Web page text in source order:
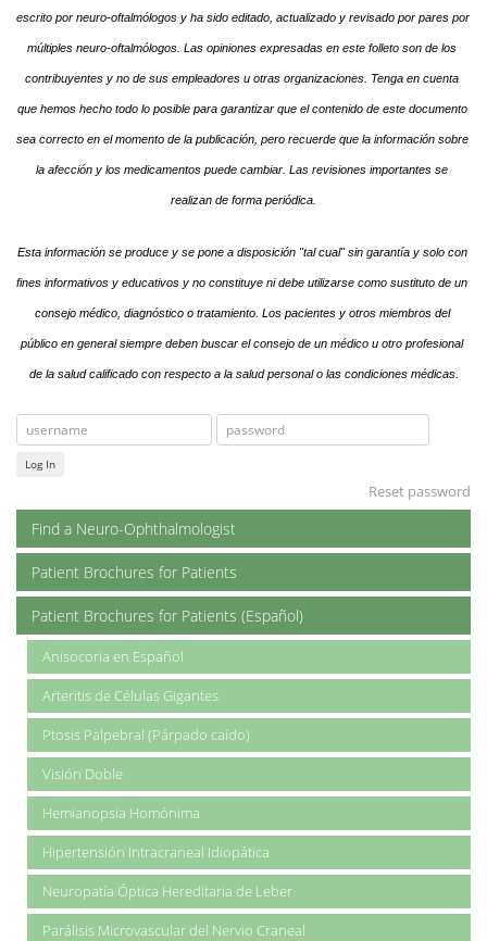
escrito por neuro-oftalmólogos y ha sido editado, actualizado y revisado por pares por
múltiples neuro-oftalmólogos. Las opiniones expresadas en este folleto son de los
contribuyentes y no de sus empleadores u otras organizaciones. Tenga en cuenta
que hemos hecho todo lo posible para garantizar que el contenido de este documento
sea correcto en el momento de la publicación, pero recuerde que la información sobre
la afección y los medicamentos puede cambiar. Las revisiones importantes se
realizan de forma periódica.
Esta información se produce y se pone a disposición "tal cual" sin garantía y solo con
fines informativos y educativos y no constituye ni debe utilizarse como sustituto de un
consejo médico, diagnóstico o tratamiento. Los pacientes y otros miembros del
público en general siempre deben buscar el consejo de un médico u otro profesional
de la salud calificado con respecto a la salud personal o las condiciones médicas.
Log In
Reset password
Find a Neuro-Ophthalmologist
Patient Brochures for Patients
Patient Brochures for Patients (Español)
Anisocoria en Español
Arteritis de Células Gigantes
Ptosis Palpebral (Párpado caído)
Visión Doble
Hemianopsia Homónima
Hipertensión Intracraneal Idiopática
Neuropatía Óptica Hereditaria de Leber
Parálisis Microvascular del Nervio Craneal